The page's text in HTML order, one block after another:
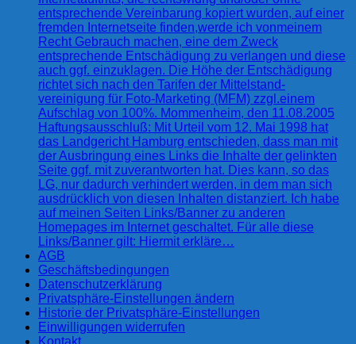
entsprechende Vereinbarung kopiert wurden, auf einer
fremden Internetseite finden,werde ich vonmeinem
Recht Gebrauch machen, eine dem Zweck
entsprechende Entschädigung zu verlangen und diese
auch ggf. einzuklagen. Die Höhe der Entschädigung
richtet sich nach den Tarifen der Mittelstand-
vereinigung für Foto-Marketing (MFM) zzgl.einem
Aufschlag von 100%. Mommenheim, den 11.08.2005
Haftungsausschluß: Mit Urteil vom 12. Mai 1998 hat
das Landgericht Hamburg entschieden, dass man mit
der Ausbringung eines Links die Inhalte der gelinkten
Seite ggf. mit zuverantworten hat. Dies kann, so das
LG, nur dadurch verhindert werden, in dem man sich
ausdrücklich von diesen Inhalten distanziert. Ich habe
auf meinen Seiten Links/Banner zu anderen
Homepages im Internet geschaltet. Für alle diese
Links/Banner gilt: Hiermit erkläre…
AGB
Geschäftsbedingungen
Datenschutzerklärung
Privatsphäre-Einstellungen ändern
Historie der Privatsphäre-Einstellungen
Einwilligungen widerrufen
Kontakt